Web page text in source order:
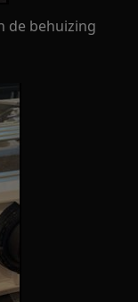
de behuizing